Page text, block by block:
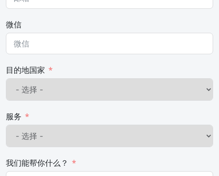
微信
目的地国家
服务
我们能帮你什么？